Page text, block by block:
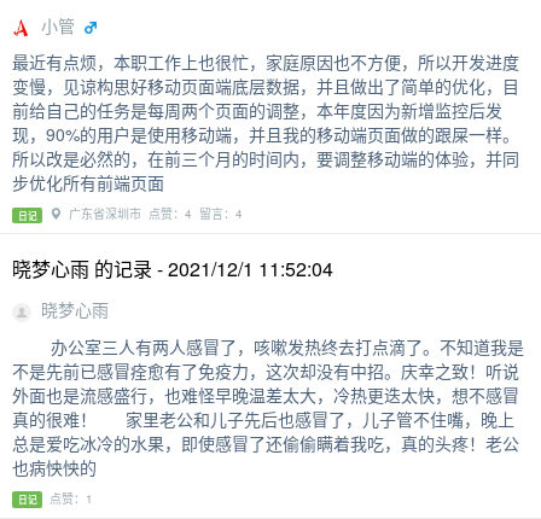
小管
最近有点烦，本职工作上也很忙，家庭原因也不方便，所以开发进度
变慢，见谅构思好移动页面端底层数据，并且做出了简单的优化，目
前给自己的任务是每周两个页面的调整，本年度因为新增监控后发
现，90%的用户是使用移动端，并且我的移动端页面做的跟屎一样。
所以改是必然的，在前三个月的时间内，要调整移动端的体验，并同
步优化所有前端页面
日记 广东省深圳市 点赞：4 留言：4
晓梦心雨 的记录 - 2021/12/1 11:52:04
晓梦心雨
办公室三人有两人感冒了，咳嗽发热终去打点滴了。不知道我是
不是先前已感冒痊愈有了免疫力，这次却没有中招。庆幸之致！听说
外面也是流感盛行，也难怪早晚温差太大，冷热更迭太快，想不感冒
真的很难！ 家里老公和儿子先后也感冒了，儿子管不住嘴，晚上
总是爱吃冰冷的水果，即使感冒了还偷偷瞒着我吃，真的头疼！老公
也病怏怏的
日记 点赞：1